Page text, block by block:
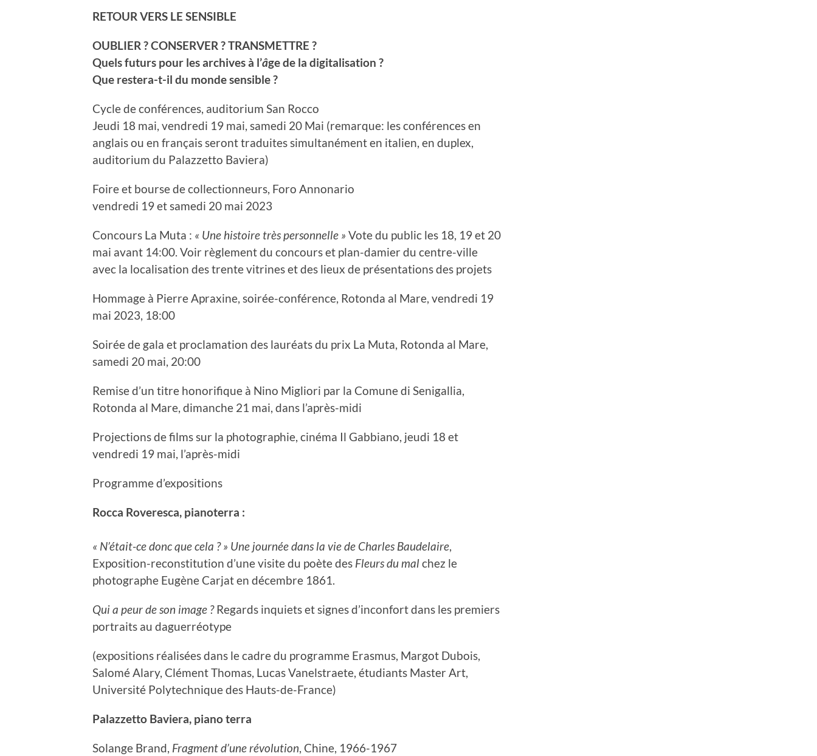
RETOUR VERS LE SENSIBLE
OUBLIER ? CONSERVER ? TRANSMETTRE ?
Quels futurs pour les archives à l’âge de la digitalisation ?
Que restera-t-il du monde sensible ?
Cycle de conférences, auditorium San Rocco
Jeudi 18 mai, vendredi 19 mai, samedi 20 Mai (remarque: les conférences en
anglais ou en français seront traduites simultanément en italien, en duplex,
auditorium du Palazzetto Baviera)
Foire et bourse de collectionneurs, Foro Annonario
vendredi 19 et samedi 20 mai 2023
Concours La Muta : « Une histoire très personnelle » Vote du public les 18, 19 et 20
mai avant 14:00. Voir règlement du concours et plan-damier du centre-ville
avec la localisation des trente vitrines et des lieux de présentations des projets
Hommage à Pierre Apraxine, soirée-conférence, Rotonda al Mare, vendredi 19
mai 2023, 18:00
Soirée de gala et proclamation des lauréats du prix La Muta, Rotonda al Mare,
samedi 20 mai, 20:00
Remise d’un titre honorifique à Nino Migliori par la Comune di Senigallia,
Rotonda al Mare, dimanche 21 mai, dans l’après-midi
Projections de films sur la photographie, cinéma Il Gabbiano, jeudi 18 et
vendredi 19 mai, l’après-midi
Programme d’expositions
Rocca Roveresca, pianoterra :
« N’était-ce donc que cela ? » Une journée dans la vie de Charles Baudelaire,
Exposition-reconstitution d’une visite du poète des Fleurs du malchez le
photographe Eugène Carjat en décembre 1861.
Qui a peur de son image ?Regards inquiets et signes d’inconfort dans les premiers
portraits au daguerréotype
(expositions réalisées dans le cadre du programme Erasmus, Margot Dubois,
Salomé Alary, Clément Thomas, Lucas Vanelstraete, étudiants Master Art,
Université Polytechnique des Hauts-de-France)
Palazzetto Baviera, piano terra
Solange Brand, Fragment d’une révolution, Chine, 1966-1967